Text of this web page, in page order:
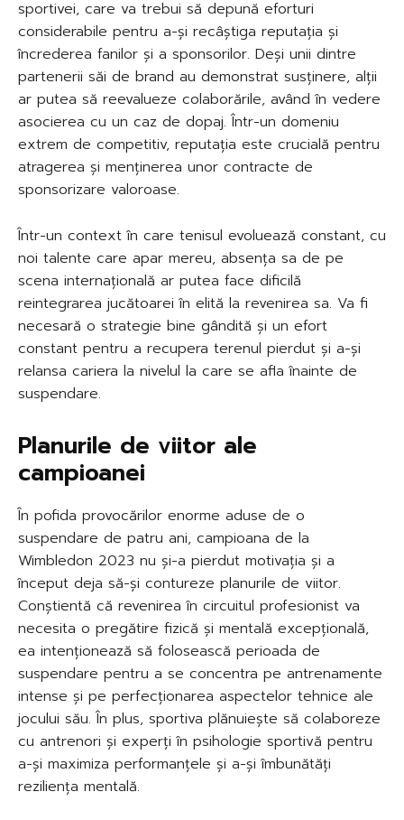
sportivei, care va trebui să depună eforturi
considerabile pentru a-și recâștiga reputația și
încrederea fanilor și a sponsorilor. Deși unii dintre
partenerii săi de brand au demonstrat susținere, alții
ar putea să reevalueze colaborările, având în vedere
asocierea cu un caz de dopaj. Într-un domeniu
extrem de competitiv, reputația este crucială pentru
atragerea și menținerea unor contracte de
sponsorizare valoroase.
Într-un context în care tenisul evoluează constant, cu
noi talente care apar mereu, absența sa de pe
scena internațională ar putea face dificilă
reintegrarea jucătoarei în elită la revenirea sa. Va fi
necesară o strategie bine gândită și un efort
constant pentru a recupera terenul pierdut și a-și
relansa cariera la nivelul la care se afla înainte de
suspendare.
Planurile de viitor ale
campioanei
În pofida provocărilor enorme aduse de o
suspendare de patru ani, campioana de la
Wimbledon 2023 nu și-a pierdut motivația și a
început deja să-și contureze planurile de viitor.
Conștientă că revenirea în circuitul profesionist va
necesita o pregătire fizică și mentală excepțională,
ea intenționează să folosească perioada de
suspendare pentru a se concentra pe antrenamente
intense și pe perfecționarea aspectelor tehnice ale
jocului său. În plus, sportiva plănuiește să colaboreze
cu antrenori și experți în psihologie sportivă pentru
a-și maximiza performanțele și a-și îmbunătăți
reziliența mentală.